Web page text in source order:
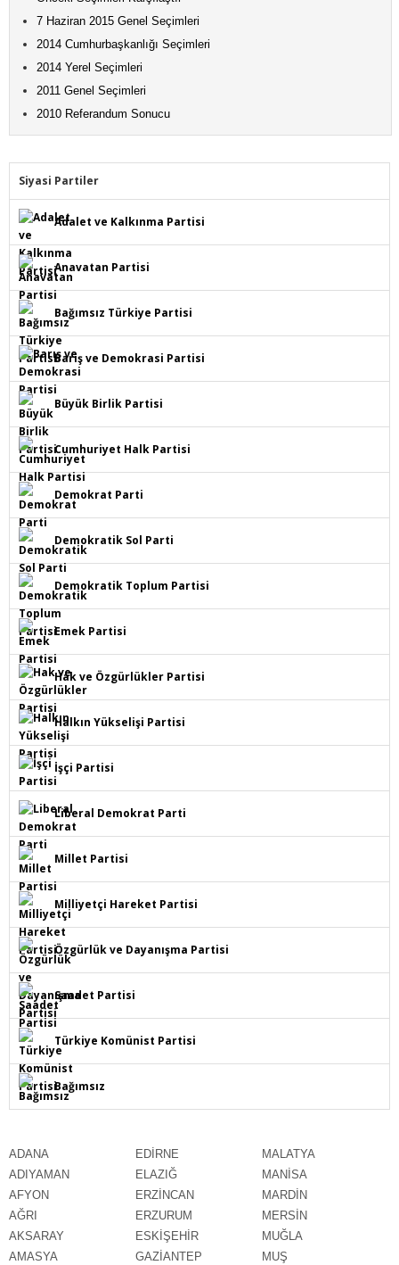
ADANA
ADIYAMAN
AFYON
AĞRI
AKSARAY
AMASYA
EDİRNE
ELAZIĞ
ERZİNCAN
ERZURUM
ESKİŞEHİR
GAZİANTEP
MALATYA
MANİSA
MARDİN
MERSİN
MUĞLA
MUŞ
7 Haziran 2015 Genel Seçimleri
2014 Cumhurbaşkanlığı Seçimleri
2014 Yerel Seçimleri
2011 Genel Seçimleri
2010 Referandum Sonucu
Siyasi Partiler
Adalet ve Kalkınma Partisi
Anavatan Partisi
Bağımsız Türkiye Partisi
Barış ve Demokrasi Partisi
Büyük Birlik Partisi
Cumhuriyet Halk Partisi
Demokrat Parti
Demokratik Sol Parti
Demokratik Toplum Partisi
Emek Partisi
Hak ve Özgürlükler Partisi
Halkın Yükselişi Partisi
İşçi Partisi
Liberal Demokrat Parti
Millet Partisi
Milliyetçi Hareket Partisi
Özgürlük ve Dayanışma Partisi
Saadet Partisi
Türkiye Komünist Partisi
Bağımsız